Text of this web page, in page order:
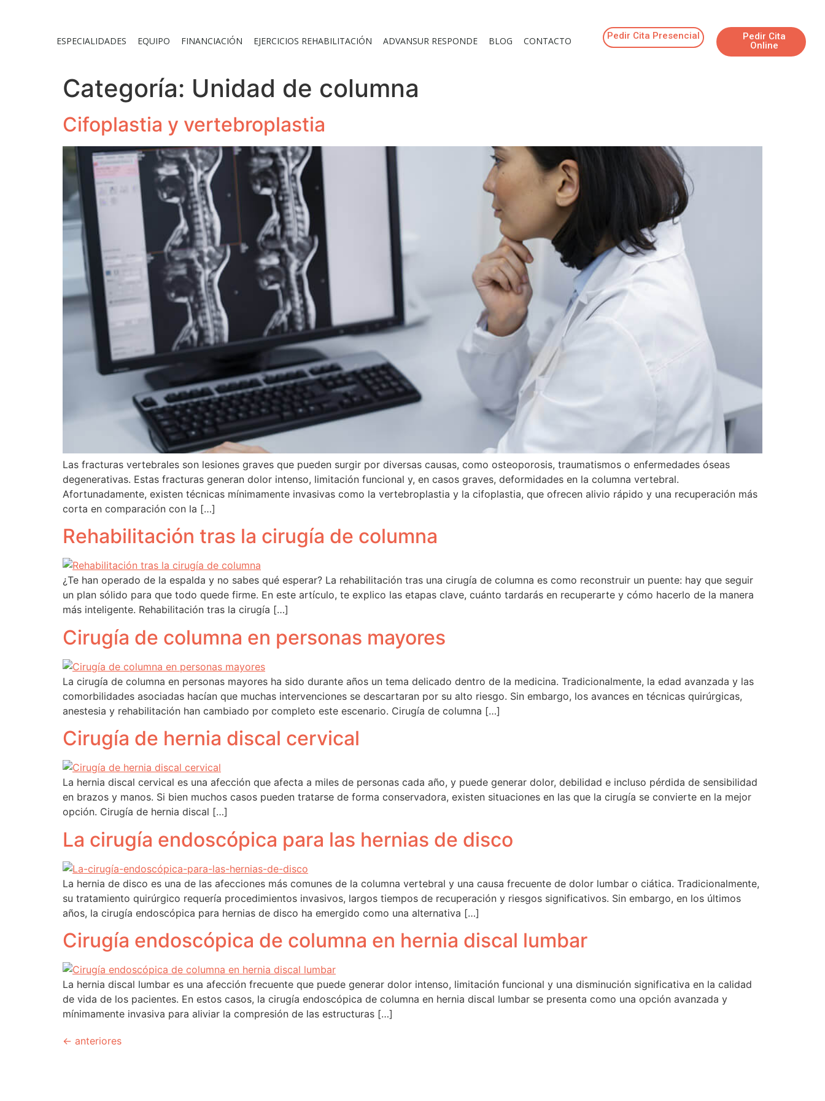
ESPECIALIDADES EQUIPO FINANCIACIÓN EJERCICIOS REHABILITACIÓN ADVANSUR RESPONDE BLOG CONTACTO Pedir Cita Presencial
Pedir Cita
Online
Categoría: Unidad de columna
Cifoplastia y vertebroplastia
Las fracturas vertebrales son lesiones graves que pueden surgir por diversas causas, como osteoporosis, traumatismos o enfermedades óseas
degenerativas. Estas fracturas generan dolor intenso, limitación funcional y, en casos graves, deformidades en la columna vertebral.
Afortunadamente, existen técnicas mínimamente invasivas como la vertebroplastia y la cifoplastia, que ofrecen alivio rápido y una recuperación más
corta en comparación con la […]
Rehabilitación tras la cirugía de columna
¿Te han operado de la espalda y no sabes qué esperar? La rehabilitación tras una cirugía de columna es como reconstruir un puente: hay que seguir
un plan sólido para que todo quede firme. En este artículo, te explico las etapas clave, cuánto tardarás en recuperarte y cómo hacerlo de la manera
más inteligente. Rehabilitación tras la cirugía […]
Cirugía de columna en personas mayores
La cirugía de columna en personas mayores ha sido durante años un tema delicado dentro de la medicina. Tradicionalmente, la edad avanzada y las
comorbilidades asociadas hacían que muchas intervenciones se descartaran por su alto riesgo. Sin embargo, los avances en técnicas quirúrgicas,
anestesia y rehabilitación han cambiado por completo este escenario. Cirugía de columna […]
Cirugía de hernia discal cervical
La hernia discal cervical es una afección que afecta a miles de personas cada año, y puede generar dolor, debilidad e incluso pérdida de sensibilidad
en brazos y manos. Si bien muchos casos pueden tratarse de forma conservadora, existen situaciones en las que la cirugía se convierte en la mejor
opción. Cirugía de hernia discal […]
La cirugía endoscópica para las hernias de disco
La hernia de disco es una de las afecciones más comunes de la columna vertebral y una causa frecuente de dolor lumbar o ciática. Tradicionalmente,
su tratamiento quirúrgico requería procedimientos invasivos, largos tiempos de recuperación y riesgos significativos. Sin embargo, en los últimos
años, la cirugía endoscópica para hernias de disco ha emergido como una alternativa […]
Cirugía endoscópica de columna en hernia discal lumbar
La hernia discal lumbar es una afección frecuente que puede generar dolor intenso, limitación funcional y una disminución significativa en la calidad
de vida de los pacientes. En estos casos, la cirugía endoscópica de columna en hernia discal lumbar se presenta como una opción avanzada y
mínimamente invasiva para aliviar la compresión de las estructuras […]
← anteriores